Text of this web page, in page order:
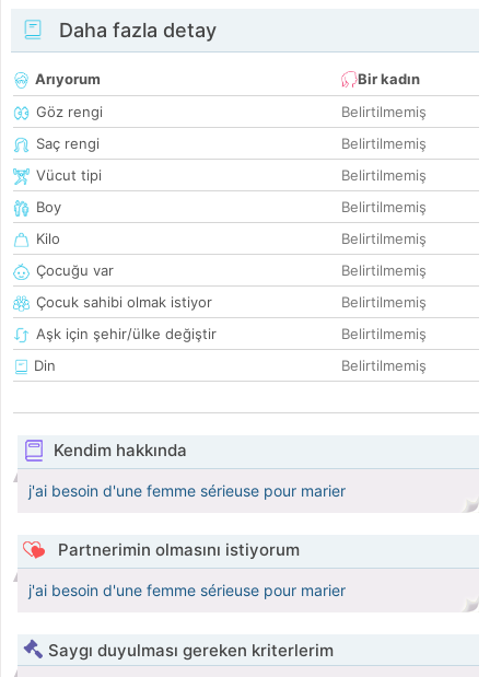
Daha fazla detay
Arıyorum
Bir kadın
Göz rengi
Belirtilmemiş
Saç rengi
Belirtilmemiş
Vücut tipi
Belirtilmemiş
Boy
Belirtilmemiş
Kilo
Belirtilmemiş
Çocuğu var
Belirtilmemiş
Çocuk sahibi olmak istiyor
Belirtilmemiş
Aşk için şehir/ülke değiştir
Belirtilmemiş
Din
Belirtilmemiş
Kendim hakkında
j'ai besoin d'une femme sérieuse pour marier
Partnerimin olmasını istiyorum
j'ai besoin d'une femme sérieuse pour marier
Saygı duyulması gereken kriterlerim